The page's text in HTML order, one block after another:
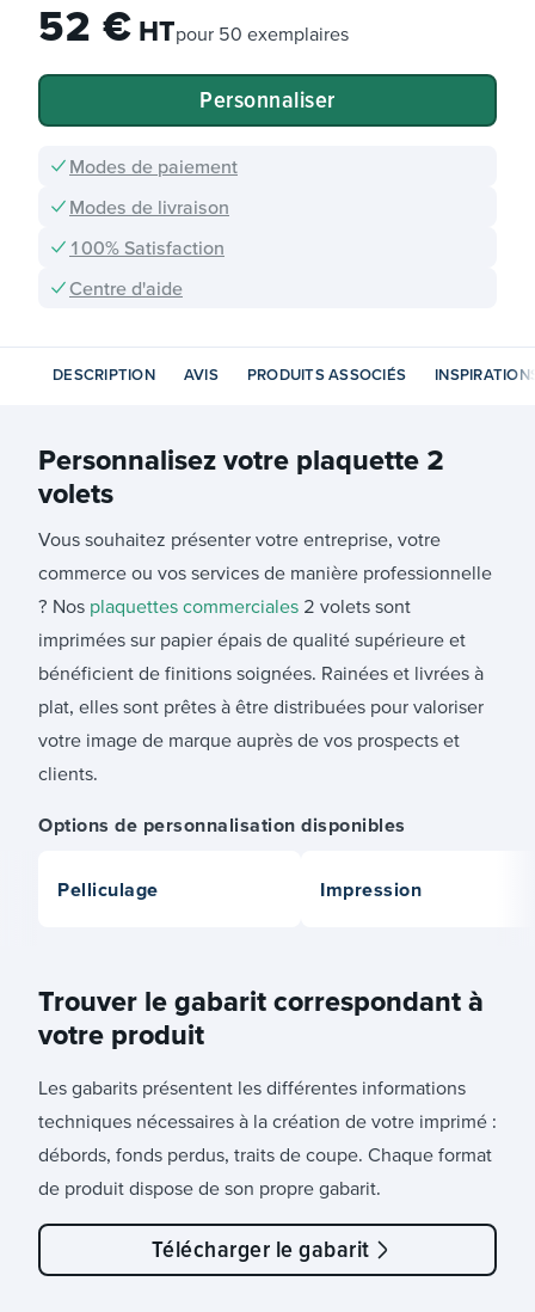
DESCRIPTION AVIS PRODUITS ASSOCIÉS
52 €HTpour 50 exemplaires
Personnaliser
Modes de paiement
Modes de livraison
100% Satisfaction
Centre d'aide
Personnalisez votre plaquette 2
volets
Vous souhaitez présenter votre entreprise, votre
commerce ou vos services de manière professionnelle
? Nos plaquettes commerciales 2 volets sont
imprimées sur papier épais de qualité supérieure et
bénéficient de finitions soignées. Rainées et livrées à
plat, elles sont prêtes à être distribuées pour valoriser
votre image de marque auprès de vos prospects et
clients.
Options de personnalisation disponibles
Pelliculage Impression
Trouver le gabarit correspondant à
votre produit
Les gabarits présentent les différentes informations
techniques nécessaires à la création de votre imprimé :
débords, fonds perdus, traits de coupe. Chaque format
de produit dispose de son propre gabarit.
Télécharger le gabarit